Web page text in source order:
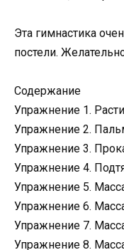
Эта гимнастика
постели.
Содержание
Упражнение 1.
Упражнение 2.
Упражнение 3.
Упражнение 4.
Упражнение 5.
Упражнение 6.
Упражнение 7.
Упражнение 8.